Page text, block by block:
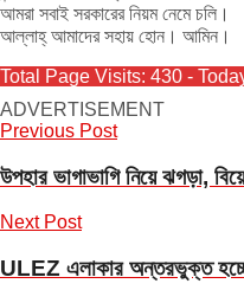
আমরা সবাই সরকারের নিয়ম নেমে চলি।
আল্লাহ্ আমাদের সহায় হোন। আমিন।
Total Page Visits: 430 -
ADVERTISEMENT
Previous Post
উপহার ভাগাভাগি নিয়ে ঝগড়া,
Next Post
ULEZ এলাকার অন্তরভুক্ত